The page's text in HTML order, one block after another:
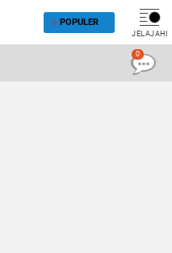
POPULER
JELAJAHI
0